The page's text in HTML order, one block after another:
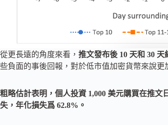
從更長遠的角度來看， 推文發布後 10 天和 30 天
些負面的事後回報，對於低市值加密貨幣來說
粗略估計表明，個人投資 1,000 美元購買在推文
失，年化損失爲 62.8%。